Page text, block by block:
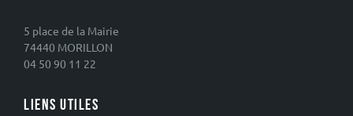
5 place de la Mairie
74440 MORILLON
04 50 90 11 22
LIENS UTILES